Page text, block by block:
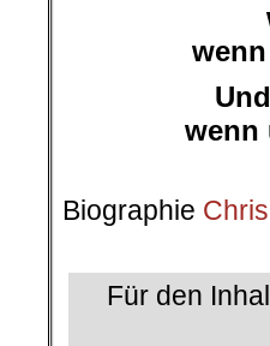
wenn
Biographie
Für den